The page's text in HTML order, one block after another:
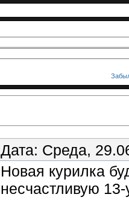
Дата: Среда,
Новая курилка
несчастливую